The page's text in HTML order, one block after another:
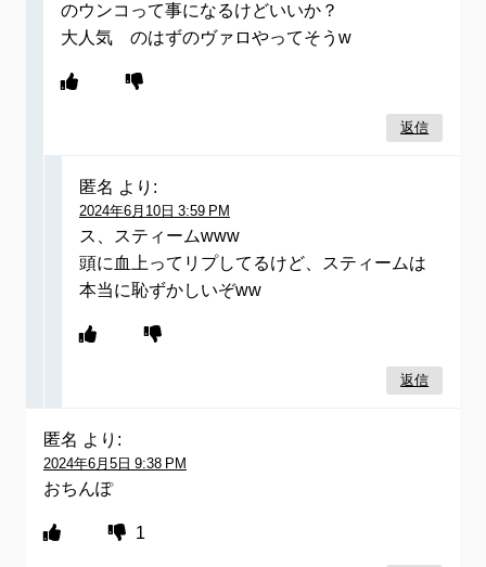
のウンコって事になるけどいいか？
大人気 のはずのヴァロやってそうw
返信
匿名 より:
2024年6月10日 3:59 PM
ス、スティームwww
頭に血上ってリプしてるけど、スティームは
本当に恥ずかしいぞww
返信
匿名 より:
2024年6月5日 9:38 PM
おちんぽ
1